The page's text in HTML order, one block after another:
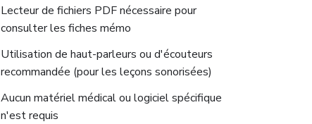
Lecteur de fichiers PDF nécessaire pour
consulter les fiches mémo
Utilisation de haut-parleurs ou d'écouteurs
recommandée (pour les leçons sonorisées)
Aucun matériel médical ou logiciel spécifique
n'est requis